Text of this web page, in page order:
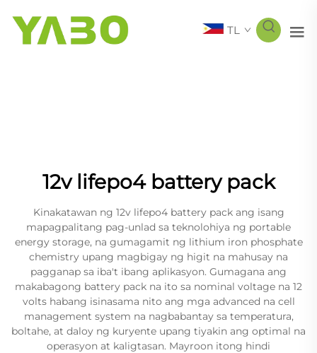
TL
12v lifepo4 battery pack
Kinakatawan ng 12v lifepo4 battery pack ang isang
mapagpalitang pag-unlad sa teknolohiya ng portable
energy storage, na gumagamit ng lithium iron phosphate
chemistry upang magbigay ng higit na mahusay na
pagganap sa iba't ibang aplikasyon. Gumagana ang
makabagong battery pack na ito sa nominal voltage na 12
volts habang isinasama nito ang mga advanced na cell
management system na nagbabantay sa temperatura,
boltahe, at daloy ng kuryente upang tiyakin ang optimal na
operasyon at kaligtasan. Mayroon itong hindi